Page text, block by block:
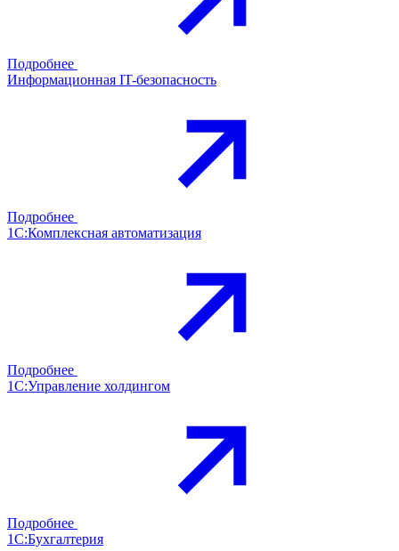
Подробнее
Информационная IT-безопасность
Подробнее
1С:Комплексная автоматизация
Подробнее
1С:Управление холдингом
Подробнее
1С:Бухгалтерия